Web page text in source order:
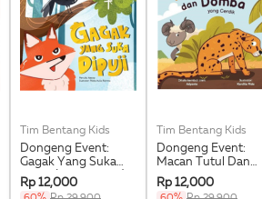
Tim Bentang Kids
Dongeng Event:
Gagak Yang Suka
Dipuji (Buku Event)
Rp 12,000
Tim Bentang Kids
Dongeng Event:
Macan Tutul Dan
Domba Yang Cerdik
(Buku Event)
Rp 12,000